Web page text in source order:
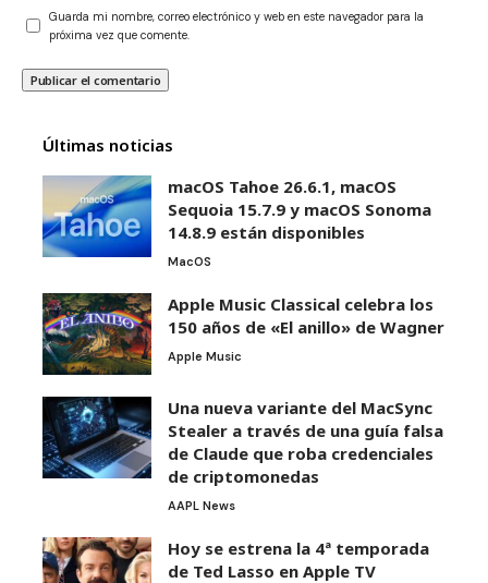
Guarda mi nombre, correo electrónico y web en este navegador para la
próxima vez que comente.
Últimas noticias
macOS Tahoe 26.6.1, macOS
Sequoia 15.7.9 y macOS Sonoma
14.8.9 están disponibles
MacOS
Apple Music Classical celebra los
150 años de «El anillo» de Wagner
Apple Music
Una nueva variante del MacSync
Stealer a través de una guía falsa
de Claude que roba credenciales
de criptomonedas
AAPL News
Hoy se estrena la 4ª temporada
de Ted Lasso en Apple TV